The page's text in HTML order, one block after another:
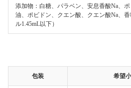
添加物：白糖、パラベン、安息香酸Na、
油、ポビドン、クエン酸、クエン酸Na、
ル1.45mL以下）
包装 希望